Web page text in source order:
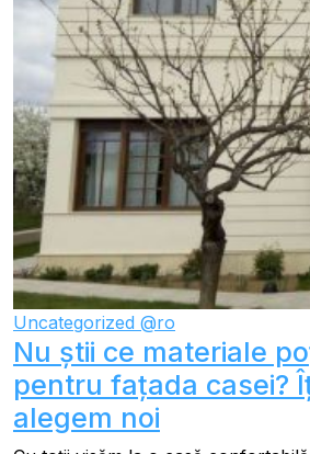
Uncategorized @ro
Nu știi ce materiale
pentru fațada casei?
alegem noi